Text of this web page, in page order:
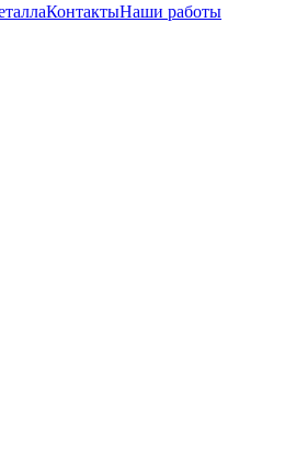
КонтактыНаши работы